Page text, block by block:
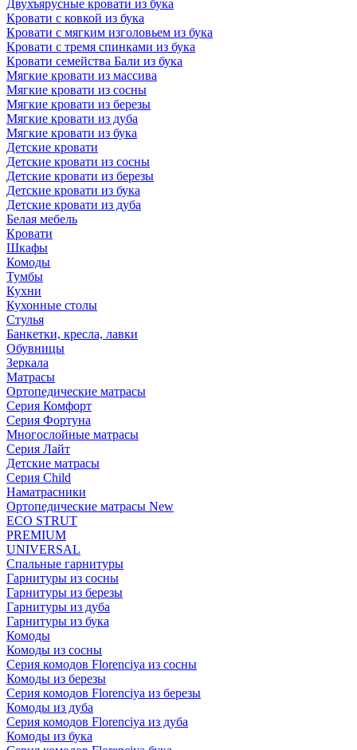
Двухъярусные кровати из бука
Кровати с ковкой из бука
Кровати с мягким изголовьем из бука
Кровати с тремя спинками из бука
Кровати семейства Бали из бука
Мягкие кровати из массива
Мягкие кровати из сосны
Мягкие кровати из березы
Мягкие кровати из дуба
Мягкие кровати из бука
Детские кровати
Детские кровати из сосны
Детские кровати из березы
Детские кровати из бука
Детские кровати из дуба
Белая мебель
Кровати
Шкафы
Комоды
Тумбы
Кухни
Кухонные столы
Стулья
Банкетки, кресла, лавки
Обувницы
Зеркала
Матрасы
Ортопедические матрасы
Серия Комфорт
Серия Фортуна
Многослойные матрасы
Серия Лайт
Детские матрасы
Серия Child
Наматрасники
Ортопедические матрасы New
ECO STRUT
PREMIUM
UNIVERSAL
Спальные гарнитуры
Гарнитуры из сосны
Гарнитуры из березы
Гарнитуры из дуба
Гарнитуры из бука
Комоды
Комоды из сосны
Серия комодов Florenciya из сосны
Комоды из березы
Серия комодов Florenciya из березы
Комоды из дуба
Серия комодов Florenciya из дуба
Комоды из бука